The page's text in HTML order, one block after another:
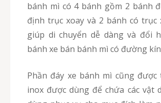
bánh mì có 4 bánh gồm 2 bánh
định trục xoay và 2 bánh có trục
giúp di chuyển dễ dàng và đổi
bánh xe bán bánh mì có đường
Phần đáy xe bánh mì cũng được thiết kế từ
inox được dùng để chứa các vật